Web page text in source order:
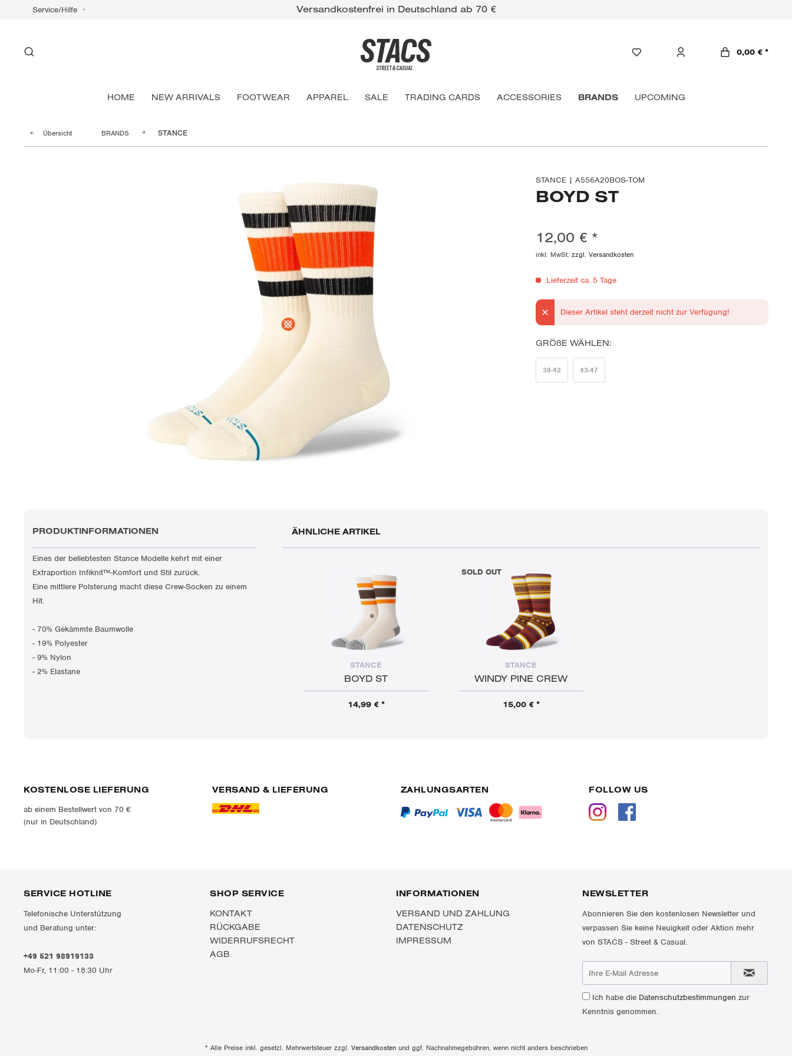
Service/Hilfe Versandkostenfrei in Deutschland ab 70 €
0,00 € *
HOME NEW ARRIVALS FOOTWEAR APPAREL SALE TRADING CARDS ACCESSORIES BRANDS UPCOMING
Übersicht BRANDS STANCE
STANCE | A556A20BOS-TOM
BOYD ST
12,00 € *
inkl. MwSt.zzgl. Versandkosten
Lieferzeit ca. 5 Tage
Dieser Artikel steht derzeit nicht zur Verfügung!
GRÖßE WÄHLEN:
38-42 43-47
PRODUKTINFORMATIONEN
Eines der beliebtesten Stance Modelle kehrt mit einer
Extraportion Infiknit™-Komfort und Stil zurück.
Eine mittlere Polsterung macht diese Crew-Socken zu einem
Hit.
- 70% Gekämmte Baumwolle
- 19% Polyester
- 9% Nylon
- 2% Elastane
ÄHNLICHE ARTIKEL
STANCE
BOYD ST
14,99 € *
SOLD OUT
STANCE
WINDY PINE CREW
15,00 € *
KOSTENLOSE LIEFERUNG
ab einem Bestellwert von 70 €
(nur in Deutschland)
VERSAND & LIEFERUNG ZAHLUNGSARTEN FOLLOW US
SERVICE HOTLINE
Telefonische Unterstützung
und Beratung unter:
+49 521 98919133
Mo-Fr, 11:00 - 18:30 Uhr
SHOP SERVICE
KONTAKT
RÜCKGABE
WIDERRUFSRECHT
AGB
INFORMATIONEN
VERSAND UND ZAHLUNG
DATENSCHUTZ
IMPRESSUM
NEWSLETTER
Abonnieren Sie den kostenlosen Newsletter und
verpassen Sie keine Neuigkeit oder Aktion mehr
von STACS - Street & Casual.
Ich habe die Datenschutzbestimmungen zur
Kenntnis genommen.
* Alle Preise inkl. gesetzl. Mehrwertsteuer zzgl. Versandkostenund ggf. Nachnahmegebühren, wenn nicht anders beschrieben